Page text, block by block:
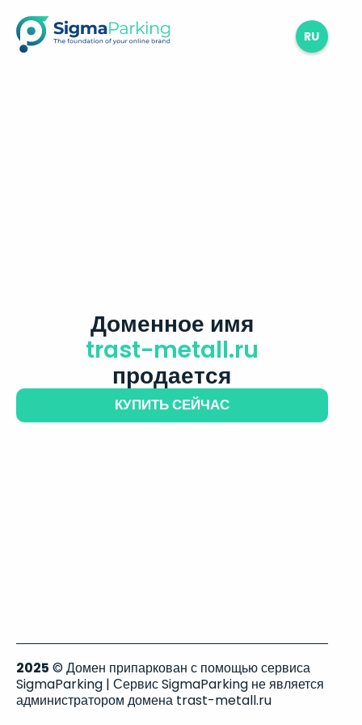
RU
Доменное имя
trast-metall.ru
продается
КУПИТЬ СЕЙЧАС
2025 © Домен припаркован с помощью сервиса
SigmaParking | Сервис SigmaParking не является
администратором домена trast-metall.ru